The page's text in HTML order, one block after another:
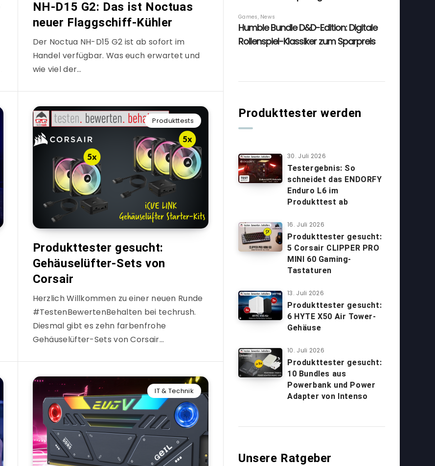
NH-D15 G2: Das ist Noctuas
neuer Flaggschiff-Kühler
Der Noctua NH-D15 G2 ist ab sofort im
Handel verfügbar. Was euch erwartet und
wie viel der…
Produkttests
Produkttester gesucht:
Gehäuselüfter-Sets von
Corsair
Herzlich Willkommen zu einer neuen Runde
#TestenBewertenBehalten bei techrush.
Diesmal gibt es zehn farbenfrohe
Gehäuselüfter-Sets von Corsair…
IT & Technik
Produkttester werden
30. Juli 2026
Testergebnis: So
schneidet das ENDORFY
Enduro L6 im
Produkttest ab
16. Juli 2026
Produkttester gesucht:
5 Corsair CLIPPER PRO
MINI 60 Gaming-
Tastaturen
13. Juli 2026
Produkttester gesucht:
6 HYTE X50 Air Tower-
Gehäuse
10. Juli 2026
Produkttester gesucht:
10 Bundles aus
Powerbank und Power
Adapter von Intenso
Unsere Ratgeber